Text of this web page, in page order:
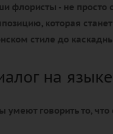
флористы - не просто
которая
стиле до
на
умеют говорить то,